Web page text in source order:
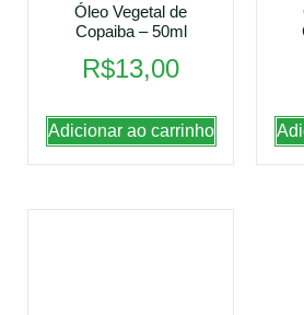
Óleo Vegetal de
Copaiba – 50ml
R$13,00
Adicionar ao carrinho